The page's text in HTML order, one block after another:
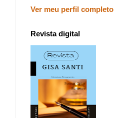
Ver meu perfil completo
Revista digital